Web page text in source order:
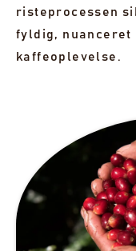
risteprocessen
fyldig, nuanceret
kaffeoplevelse.